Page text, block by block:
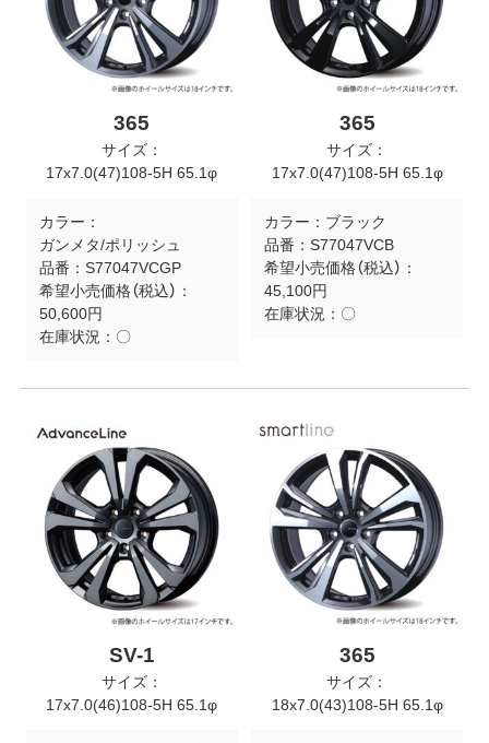
365
サイズ：
17x7.0(47)108-5H 65.1φ
カラー：
ガンメタ/ポリッシュ
品番： S77047VCGP
希望小売価格（税込）：
50,600円
在庫状況： 〇
365
サイズ：
17x7.0(47)108-5H 65.1φ
カラー： ブラック
品番： S77047VCB
希望小売価格（税込）：
45,100円
在庫状況： 〇
SV-1
サイズ：
17x7.0(46)108-5H 65.1φ
365
サイズ：
18x7.0(43)108-5H 65.1φ